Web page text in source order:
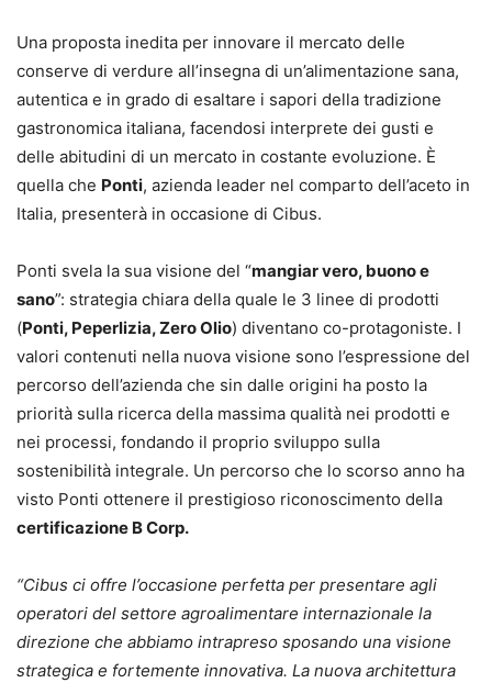
Una proposta inedita per innovare il mercato delle
conserve di verdure all’insegna di un’alimentazione sana,
autentica e in grado di esaltare i sapori della tradizione
gastronomica italiana, facendosi interprete dei gusti e
delle abitudini di un mercato in costante evoluzione. È
quella che Ponti, azienda leader nel comparto dell’aceto in
Italia, presenterà in occasione di Cibus.
Ponti svela la sua visione del “mangiar vero, buono e
sano”: strategia chiara della quale le 3 linee di prodotti
(Ponti, Peperlizia, Zero Olio) diventano co-protagoniste. I
valori contenuti nella nuova visione sono l’espressione del
percorso dell’azienda che sin dalle origini ha posto la
priorità sulla ricerca della massima qualità nei prodotti e
nei processi, fondando il proprio sviluppo sulla
sostenibilità integrale. Un percorso che lo scorso anno ha
visto Ponti ottenere il prestigioso riconoscimento della
certificazione B Corp.
“Cibus ci offre l’occasione perfetta per presentare agli
operatori del settore agroalimentare internazionale la
direzione che abbiamo intrapreso sposando una visione
strategica e fortemente innovativa. La nuova architettura